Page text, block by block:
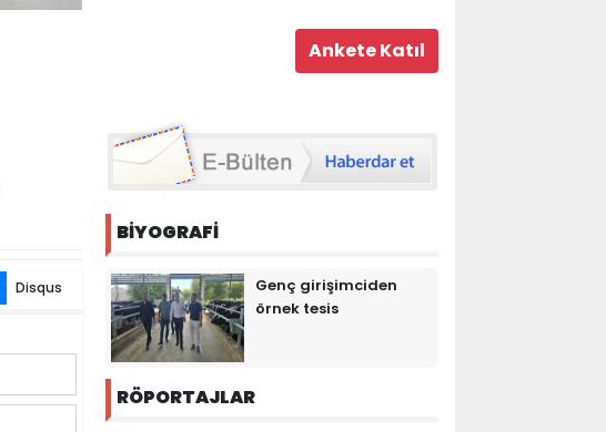
Disqus
BİYOGRAFİ
Genç girişimciden
örnek tesis
RÖPORTAJLAR